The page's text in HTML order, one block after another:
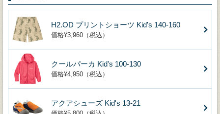
H2.OD プリントショーツ Kid's 140-160
価格¥3,960（税込）
クールパーカ Kid's 100-130
価格¥4,950（税込）
アクアシューズ Kid's 13-21